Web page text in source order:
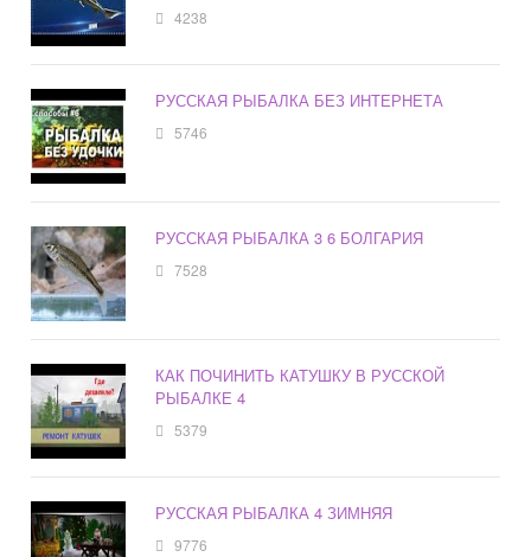
4238
РУССКАЯ РЫБАЛКА БЕЗ ИНТЕРНЕТА
5746
РУССКАЯ РЫБАЛКА 3 6 БОЛГАРИЯ
7528
КАК ПОЧИНИТЬ КАТУШКУ В РУССКОЙ
РЫБАЛКЕ 4
5379
РУССКАЯ РЫБАЛКА 4 ЗИМНЯЯ
9776